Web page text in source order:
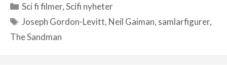
Kategorier
Sci fi filmer,Scifi nyheter
Etiketter
Joseph Gordon-Levitt, Neil Gaiman, samlarfigurer,
The Sandman